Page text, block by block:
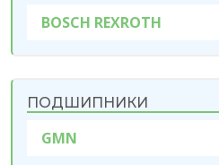
BOSCH REXROTH
ПОДШИПНИКИ
GMN